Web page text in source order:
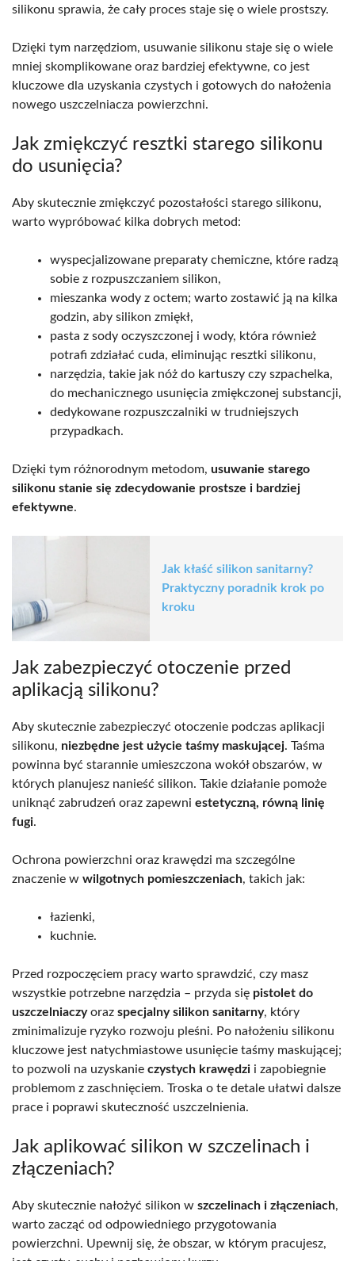
silikonu sprawia, że cały proces staje się o wiele prostszy.
Dzięki tym narzędziom, usuwanie silikonu staje się o wiele
mniej skomplikowane oraz bardziej efektywne, co jest
kluczowe dla uzyskania czystych i gotowych do nałożenia
nowego uszczelniacza powierzchni.
Jak zmiękczyć resztki starego silikonu
do usunięcia?
Aby skutecznie zmiękczyć pozostałości starego silikonu,
warto wypróbować kilka dobrych metod:
wyspecjalizowane preparaty chemiczne, które radzą
sobie z rozpuszczaniem silikon,
mieszanka wody z octem; warto zostawić ją na kilka
godzin, aby silikon zmiękł,
pasta z sody oczyszczonej i wody, która również
potrafi zdziałać cuda, eliminując resztki silikonu,
narzędzia, takie jak nóż do kartuszy czy szpachelka,
do mechanicznego usunięcia zmiękczonej substancji,
dedykowane rozpuszczalniki w trudniejszych
przypadkach.
Dzięki tym różnorodnym metodom, usuwanie starego
silikonu stanie się zdecydowanie prostsze i bardziej
efektywne.
Jak kłaść silikon sanitarny?
Praktyczny poradnik krok po
kroku
Jak zabezpieczyć otoczenie przed
aplikacją silikonu?
Aby skutecznie zabezpieczyć otoczenie podczas aplikacji
silikonu, niezbędne jest użycie taśmy maskującej. Taśma
powinna być starannie umieszczona wokół obszarów, w
których planujesz nanieść silikon. Takie działanie pomoże
uniknąć zabrudzeń oraz zapewni estetyczną, równą linię
fugi.
Ochrona powierzchni oraz krawędzi ma szczególne
znaczenie w wilgotnych pomieszczeniach, takich jak:
łazienki,
kuchnie.
Przed rozpoczęciem pracy warto sprawdzić, czy masz
wszystkie potrzebne narzędzia – przyda się pistolet do
uszczelniaczyoraz specjalny silikon sanitarny, który
zminimalizuje ryzyko rozwoju pleśni. Po nałożeniu silikonu
kluczowe jest natychmiastowe usunięcie taśmy maskującej;
to pozwoli na uzyskanie czystych krawędzi i zapobiegnie
problemom z zaschnięciem. Troska o te detale ułatwi dalsze
prace i poprawi skuteczność uszczelnienia.
Jak aplikować silikon w szczelinach i
złączeniach?
Aby skutecznie nałożyć silikon w szczelinach i złączeniach,
warto zacząć od odpowiedniego przygotowania
powierzchni. Upewnij się, że obszar, w którym pracujesz,